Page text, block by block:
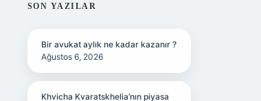
SIDEBAR
SON YAZILAR
Bir avukat aylık ne kadar kazanır ?
Ağustos 6, 2026
Khvicha Kvaratskhelia’nın piyasa